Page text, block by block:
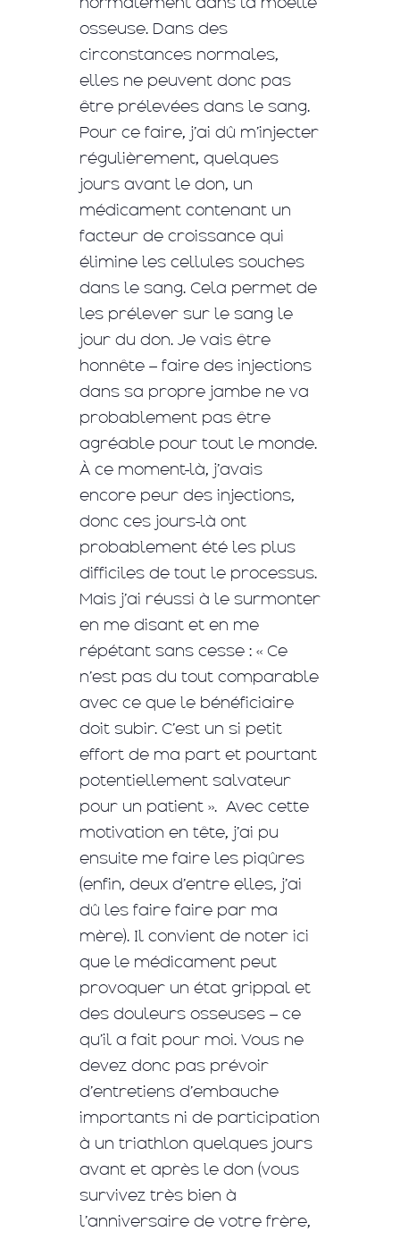
osseuse. Dans des
circonstances normales,
elles ne peuvent donc pas
être prélevées dans le sang.
Pour ce faire, j’ai dû m’injecter
régulièrement, quelques
jours avant le don, un
médicament contenant un
facteur de croissance qui
élimine les cellules souches
dans le sang. Cela permet de
les prélever sur le sang le
jour du don. Je vais être
honnête – faire des injections
dans sa propre jambe ne va
probablement pas être
agréable pour tout le monde.
À ce moment-là, j’avais
encore peur des injections,
donc ces jours-là ont
probablement été les plus
difficiles de tout le processus.
Mais j’ai réussi à le surmonter
en me disant et en me
répétant sans cesse : « Ce
n’est pas du tout comparable
avec ce que le bénéficiaire
doit subir. C’est un si petit
effort de ma part et pourtant
potentiellement salvateur
pour un patient ». Avec cette
motivation en tête, j’ai pu
ensuite me faire les piqûres
(enfin, deux d’entre elles, j’ai
dû les faire faire par ma
mère). Il convient de noter ici
que le médicament peut
provoquer un état grippal et
des douleurs osseuses – ce
qu’il a fait pour moi. Vous ne
devez donc pas prévoir
d’entretiens d’embauche
importants ni de participation
à un triathlon quelques jours
avant et après le don (vous
survivez très bien à
l’anniversaire de votre frère,